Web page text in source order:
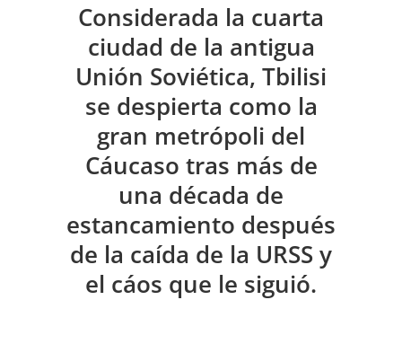
Considerada la cuarta
ciudad de la antigua
Unión Soviética, Tbilisi
se despierta como la
gran metrópoli del
Cáucaso tras más de
una década de
estancamiento después
de la caída de la URSS y
el cáos que le siguió.